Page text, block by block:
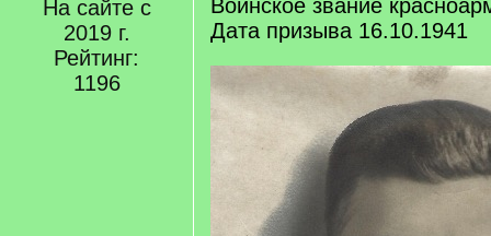
На сайте с
2019 г.
Рейтинг:
1196
Воинское звание
Дата призыва 16.10.1941